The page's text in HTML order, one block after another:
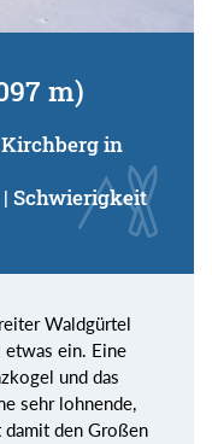
m)
in
| Schwierigkeit
Waldgürtel
etwas ein. Eine
und das
sehr lohnende,
den Großen